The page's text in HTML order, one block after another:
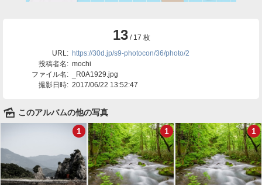
13/ 17 枚
URL: https://30d.jp/s9-photocon/36/photo/2
投稿者名: mochi
ファイル名:
_R0A1929.jpg
撮影日時: 2017/06/22 13:52:47
🌄 このアルバムの他の写真
1
1 1